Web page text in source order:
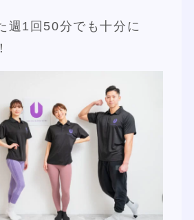
週1回50分でも十分に